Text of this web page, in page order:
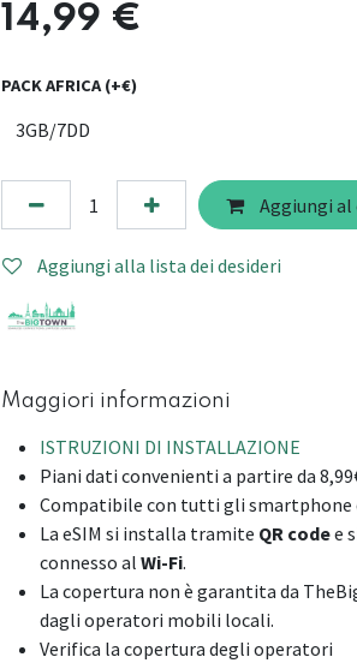
14,99 €
PACK AFRICA (+€)
Aggiungi
Aggiungi alla lista dei desideri
Maggiori informazioni
ISTRUZIONI DI INSTALLAZIONE
Piani dati convenienti a partire da
Compatibile con tutti gli smartphone
La eSIM si installa tramite QR codee
connesso al Wi-Fi.
La copertura non è garantita da
dagli operatori mobili locali.
Verifica la copertura degli operatori